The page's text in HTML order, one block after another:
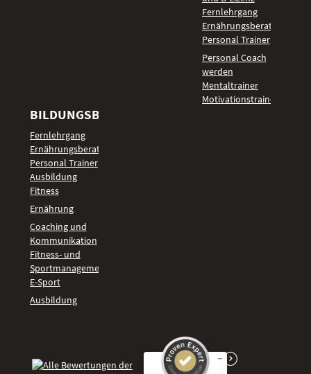
Fernlehrgang
Ernährungsberater
Personal Trainer
Personal Coach
werden
Mentaltrainer
Motivationstrainer
BILDUNGSBEREICHE
Fernlehrgang
Ernährungsberater
Personal Trainer
Ausbildung
Fitness
Ernährung
Coaching und
Kommunikation
Fitness- und
Sportmanagement
E-Sport
Ausbildung